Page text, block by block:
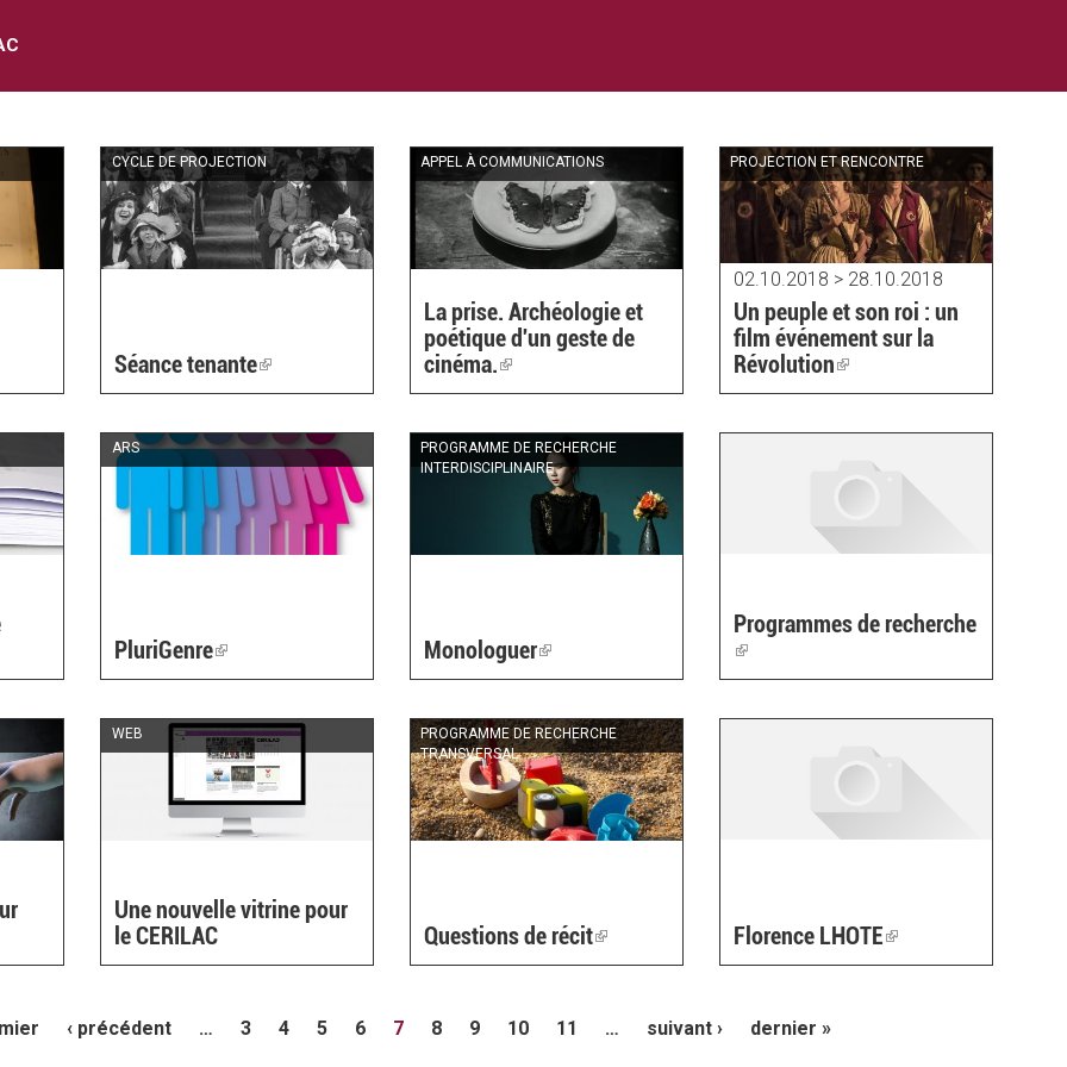
CYCLE DE PROJECTION
Séance tenante(link
is
APPEL À COMMUNICATIONS
La prise. Archéologie et
poétique d'un geste de
cinéma.(link
is
PROJECTION ET RENCONTRE
02.10.2018 > 28.10.2018
Un peuple et son roi : un
film événement sur la
Révolution(link
is
ARS
PluriGenre(link
is
PROGRAMME DE RECHERCHE
INTERDISCIPLINAIRE
Monologuer(link
is
Programmes de recherche
(link
is
WEB
Une nouvelle vitrine pour
le CERILAC
PROGRAMME DE RECHERCHE
TRANSVERSAL
Questions de récit(link
is
Florence LHOTE(link
is
‹ précédent … 3 4 5 6 7 8 9 10 11 … suivant › dernier »